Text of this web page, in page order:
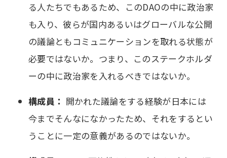
る人たちでもあるため、このDAOの中に政治家
も入り、彼らが国内あるいはグローバルな公開
の議論ともコミュニケーションを取れる状態が
必要ではないか。つまり、このステークホルダ
ーの中に政治家を入れるべきではないか。
構成員： 開かれた議論をする経験が日本には
今までそんなになかったため、それをするとい
うことに一定の意義があるのではないか。